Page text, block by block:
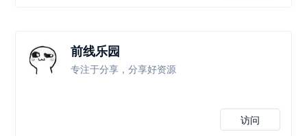
前线乐园
专注于分享，分享好资源
访问